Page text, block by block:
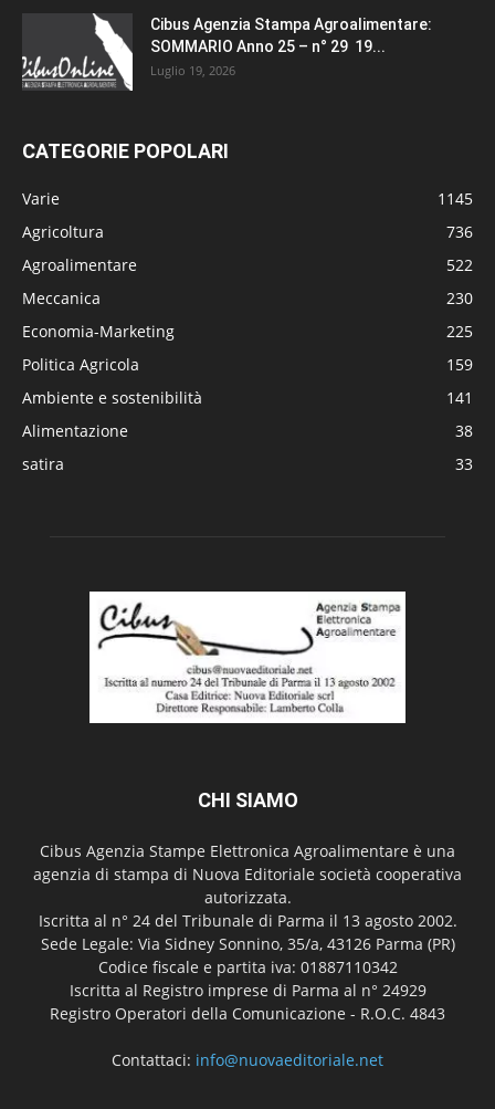
Cibus Agenzia Stampa Agroalimentare:
SOMMARIO Anno 25 – n° 29 19...
Luglio 19, 2026
CATEGORIE POPOLARI
Varie
1145
Agricoltura
736
Agroalimentare
522
Meccanica
230
Economia-Marketing
225
Politica Agricola
159
Ambiente e sostenibilità
141
Alimentazione
38
satira
33
CHI SIAMO
Cibus Agenzia Stampe Elettronica Agroalimentare è una
agenzia di stampa di Nuova Editoriale società cooperativa
autorizzata.
Iscritta al n° 24 del Tribunale di Parma il 13 agosto 2002.
Sede Legale: Via Sidney Sonnino, 35/a, 43126 Parma (PR)
Codice fiscale e partita iva: 01887110342
Iscritta al Registro imprese di Parma al n° 24929
Registro Operatori della Comunicazione - R.O.C. 4843
Contattaci: info@nuovaeditoriale.net